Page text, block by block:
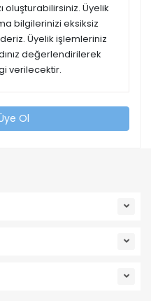
oluşturabilirsiniz. Üyelik
bilgilerinizi eksiksiz
Üyelik işlemleriniz
değerlendirilerek
verilecektir.
Ol